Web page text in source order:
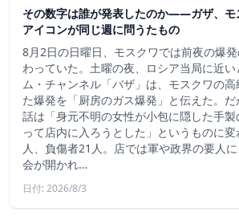
その数字は誰が発表したのか——ガザ、モ
アイコンが同じ週に問うたもの
8月2日の日曜日、モスクワでは前夜の爆
わっていた。土曜の夜、ロシア当局に近
ム・チャンネル「バザ」は、モスクワの
た爆発を「厨房のガス爆発」と伝えた。だ
話は「身元不明の女性が小包に隠した手
って店内に入ろうとした」というものに
人、負傷者21人。店では軍や政界の要人
会が開かれ…
日付: 2026/8/3